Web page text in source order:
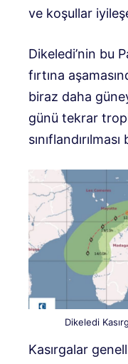
ve koşullar
Dikeledi’nin bu
fırtına
biraz daha
günü tekrar
Dikeledi
Kasırgalar